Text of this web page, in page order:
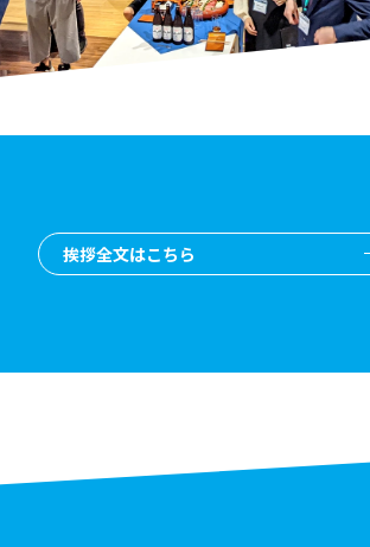
挨拶全文はこちら